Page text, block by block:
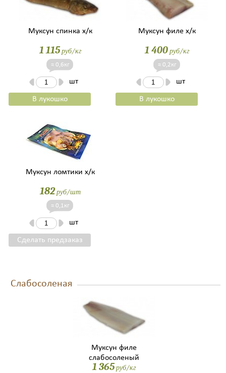
Муксун спинка х/к
1 115руб/кг
≈ 0,6кг
шт
В лукошко
Муксун филе х/к
1 400руб/кг
≈ 0,2кг
шт
В лукошко
Муксун ломтики х/к
182руб/шт
≈ 0,1кг
шт
Сделать предзаказ
Слабосоленая
Муксун филе
слабосоленый
1 365руб/кг